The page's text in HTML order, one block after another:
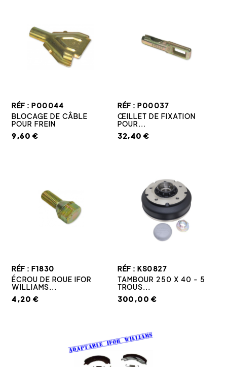
RÉF : P00044
BLOCAGE DE CÂBLE
POUR FREIN
9,60 €
RÉF : P00037
ŒILLET DE FIXATION
POUR...
32,40 €
RÉF : F1830
ÉCROU DE ROUE IFOR
WILLIAMS...
4,20 €
RÉF : KS0827
TAMBOUR 250 X 40 - 5
TROUS...
300,00 €